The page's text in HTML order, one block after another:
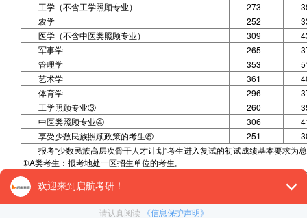
工学（不含工学照顾专业）
273
农学
252
医学（不含中医类照顾专业）
309
军事学
265
管理学
353
艺术学
361
体育学
296
工学照顾专业③
260
中医类照顾专业④
306
享受少数民族照顾政策的考生⑤
251
报考“少数民族高层次骨干人才计划”考生进入复试的初试成绩基本要求为
①A类考生：报考地处一区招生单位的考生。
一区系北京、天津、河北、山西、辽宁、吉林、黑龙江、上海、江苏、浙江
西等21省(市)。
②B类考生：报考地处二区招生单位的考生。
二区系内蒙古、广西、海南、贵州、云南、西藏、甘肃、青海、宁夏、新疆等